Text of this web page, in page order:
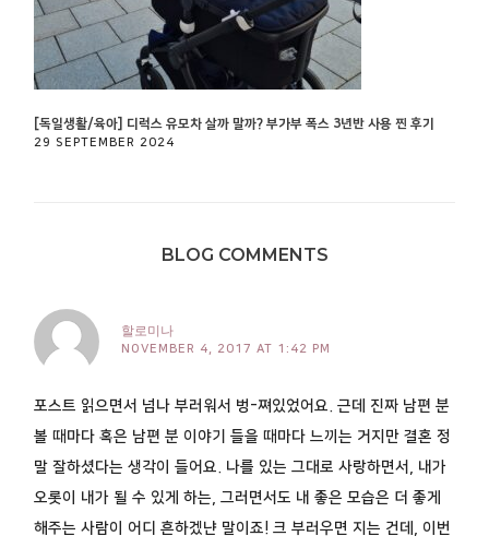
[독일생활/육아] 디럭스 유모차 살까 말까? 부가부 폭스 3년반 사용 찐 후기
29 SEPTEMBER 2024
BLOG COMMENTS
할로미나
NOVEMBER 4, 2017 AT 1:42 PM
포스트 읽으면서 넘나 부러워서 벙-쪄있었어요. 근데 진짜 남편 분
볼 때마다 혹은 남편 분 이야기 들을 때마다 느끼는 거지만 결혼 정
말 잘하셨다는 생각이 들어요. 나를 있는 그대로 사랑하면서, 내가
오롯이 내가 될 수 있게 하는, 그러면서도 내 좋은 모습은 더 좋게
해주는 사람이 어디 흔하겠냔 말이죠! 크 부러우면 지는 건데, 이번